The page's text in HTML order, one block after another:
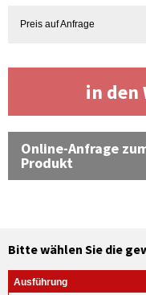
Preis auf Anfrage
in den
Online-Anfrage
Produkt
Bitte wählen Sie die